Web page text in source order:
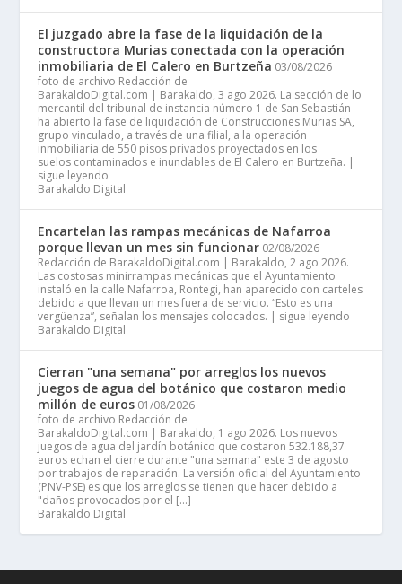
El juzgado abre la fase de la liquidación de la
constructora Murias conectada con la operación
inmobiliaria de El Calero en Burtzeña 03/08/2026
foto de archivo Redacción de
BarakaldoDigital.com | Barakaldo, 3 ago 2026. La sección de lo
mercantil del tribunal de instancia número 1 de San Sebastián
ha abierto la fase de liquidación de Construcciones Murias SA,
grupo vinculado, a través de una filial, a la operación
inmobiliaria de 550 pisos privados proyectados en los
suelos contaminados e inundables de El Calero en Burtzeña. |
sigue leyendo
Barakaldo Digital
Encartelan las rampas mecánicas de Nafarroa
porque llevan un mes sin funcionar 02/08/2026
Redacción de BarakaldoDigital.com | Barakaldo, 2 ago 2026.
Las costosas minirrampas mecánicas que el Ayuntamiento
instaló en la calle Nafarroa, Rontegi, han aparecido con carteles
debido a que llevan un mes fuera de servicio. “Esto es una
vergüenza”, señalan los mensajes colocados. | sigue leyendo
Barakaldo Digital
Cierran "una semana" por arreglos los nuevos
juegos de agua del botánico que costaron medio
millón de euros 01/08/2026
foto de archivo Redacción de
BarakaldoDigital.com | Barakaldo, 1 ago 2026. Los nuevos
juegos de agua del jardín botánico que costaron 532.188,37
euros echan el cierre durante "una semana" este 3 de agosto
por trabajos de reparación. La versión oficial del Ayuntamiento
(PNV-PSE) es que los arreglos se tienen que hacer debido a
"daños provocados por el […]
Barakaldo Digital